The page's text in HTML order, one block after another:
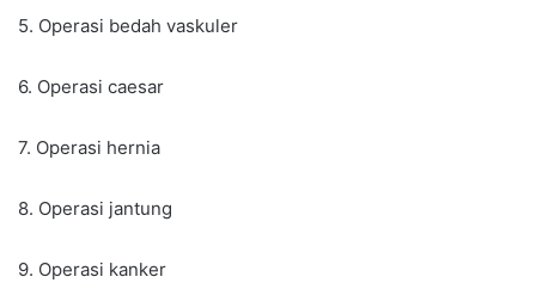
5. Operasi bedah vaskuler
6. Operasi caesar
7. Operasi hernia
8. Operasi jantung
9. Operasi kanker